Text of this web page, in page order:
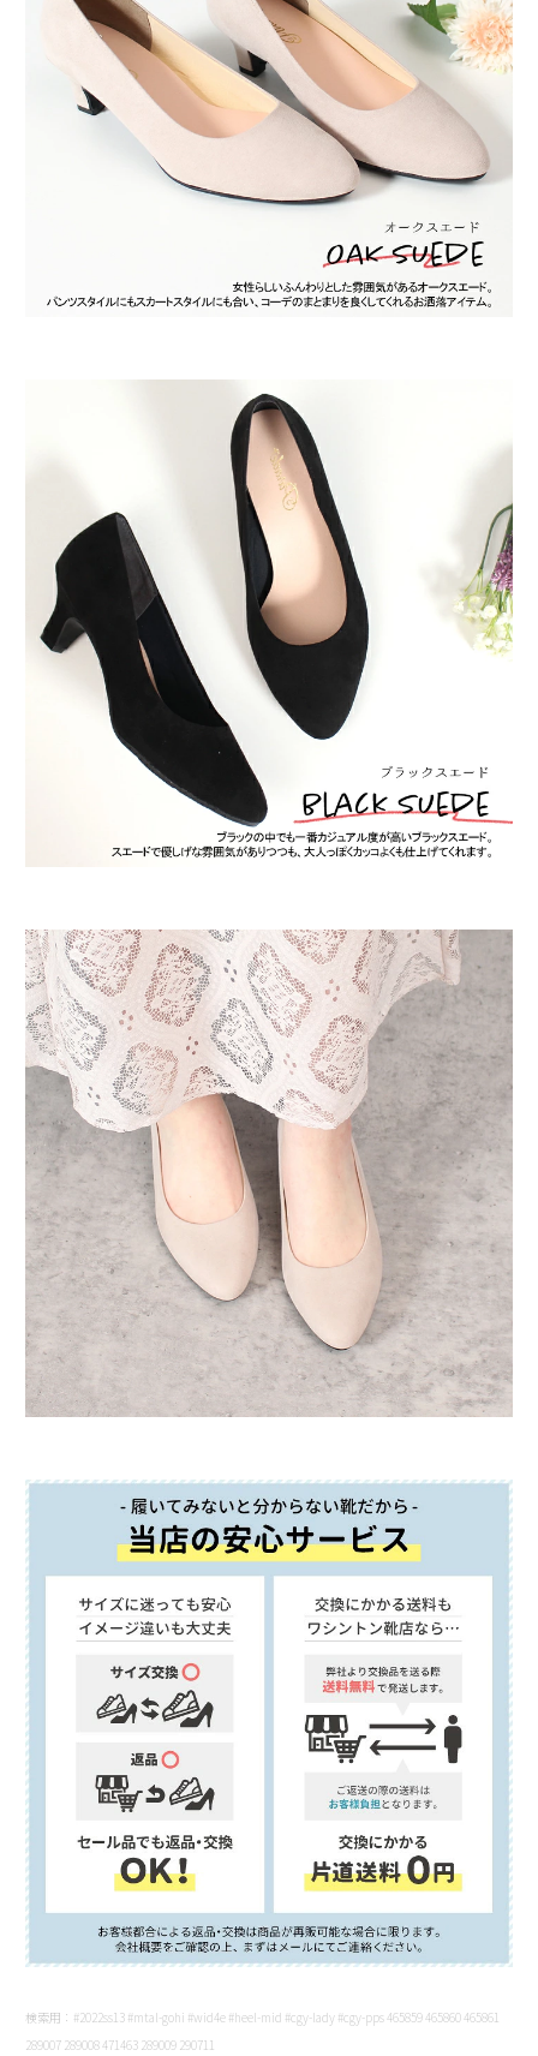
検索用：#2022ss13 #mtal-gohi #wid4e #heel-mid #cgy-lady #cgy-pps 465859 465860 465861
289007 289008 471463 289009 290711